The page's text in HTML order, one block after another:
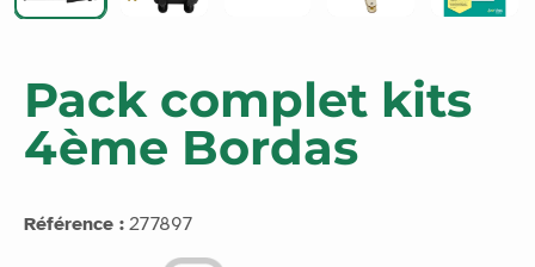
Pack complet kits
4ème Bordas
Référence : 277897